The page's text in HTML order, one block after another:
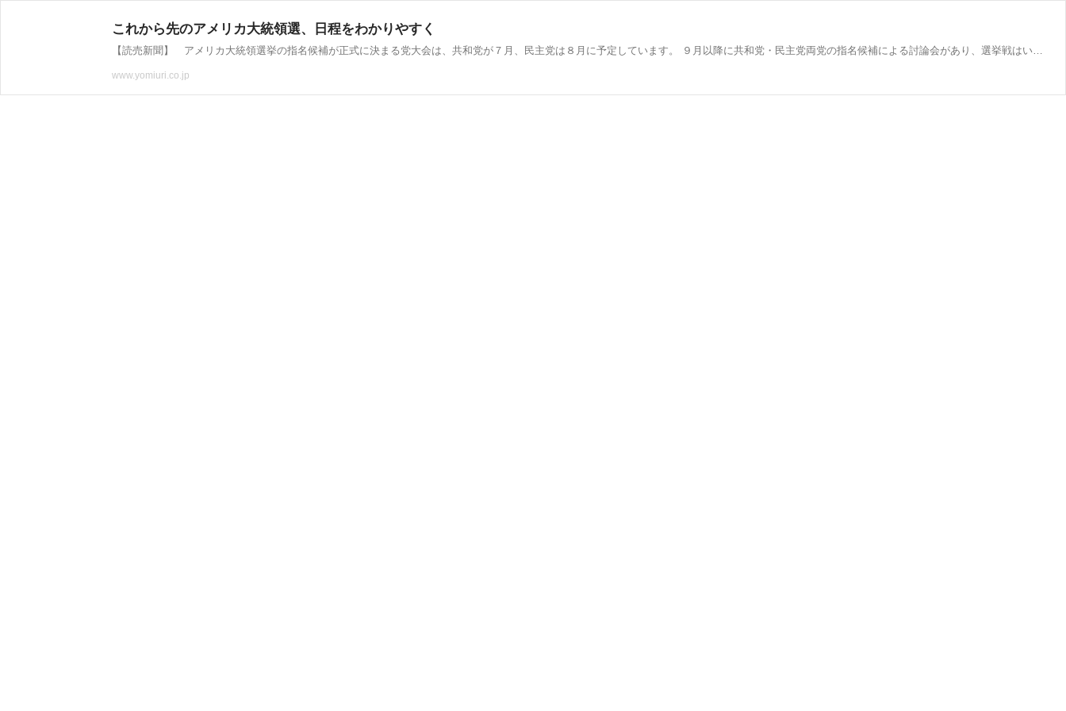
これから先のアメリカ大統領選、日程をわかりやすく
【読売新聞】 アメリカ大統領選挙の指名候補が正式に決まる党大会は、共和党が７月、民主党は８月に予定しています。 ９月以降に共和党・民主党両党の指名候補による討論会があり、選挙戦はいよいよ佳境に入ります。 一般の有権者の投票日は「１１
www.yomiuri.co.jp